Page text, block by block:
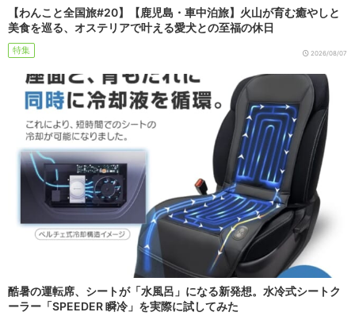
【わんこと全国旅#20】【鹿児島・車中泊旅】火山が育む癒やしと
美食を巡る、オステリアで叶える愛犬との至福の休日
特集 2026/08/07
酷暑の運転席、シートが「水風呂」になる新発想。水冷式シートク
ーラー「SPEEDER 瞬冷」を実際に試してみた